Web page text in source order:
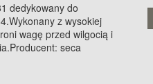
dedykowany do
z wysokiej
wagę przed wilgocią i
seca